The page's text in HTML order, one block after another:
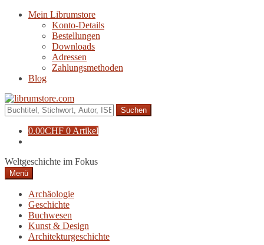
Navigation
Zum
Mein Librumstore
Konto-Details
Bestellungen
Downloads
Adressen
Zahlungsmethoden
Blog
Suche
nach:
0.00CHF 0 Artikel
Weltgeschichte im Fokus
Menü
Archäologie
Geschichte
Buchwesen
Kunst & Design
Architekturgeschichte